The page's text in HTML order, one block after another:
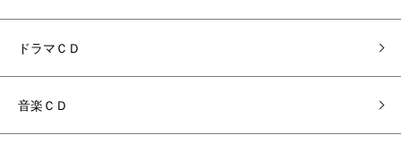
ドラマＣＤ
音楽ＣＤ